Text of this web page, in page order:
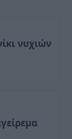
νυχιών